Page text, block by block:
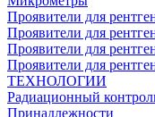
Проявители для
Проявители для
Проявители для
Проявители для
ТЕХНОЛОГИИ
Радиационный
Принадлежности